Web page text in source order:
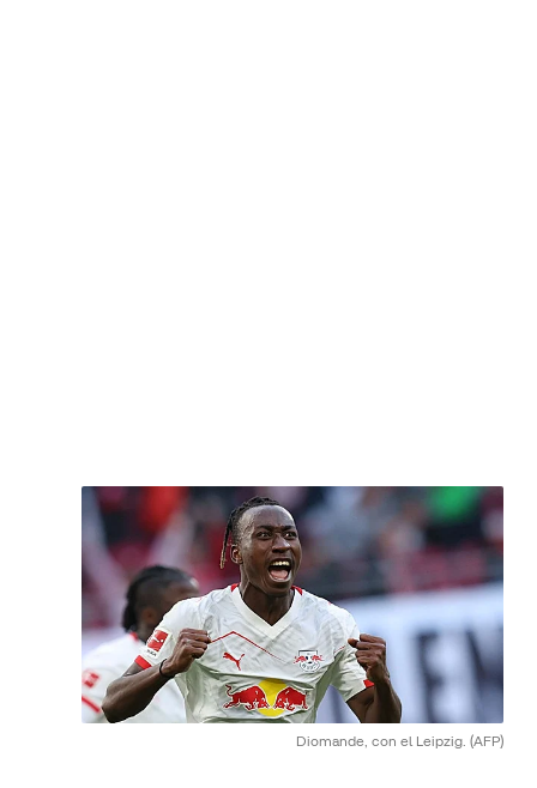
Diomande, con el Leipzig. (AFP)